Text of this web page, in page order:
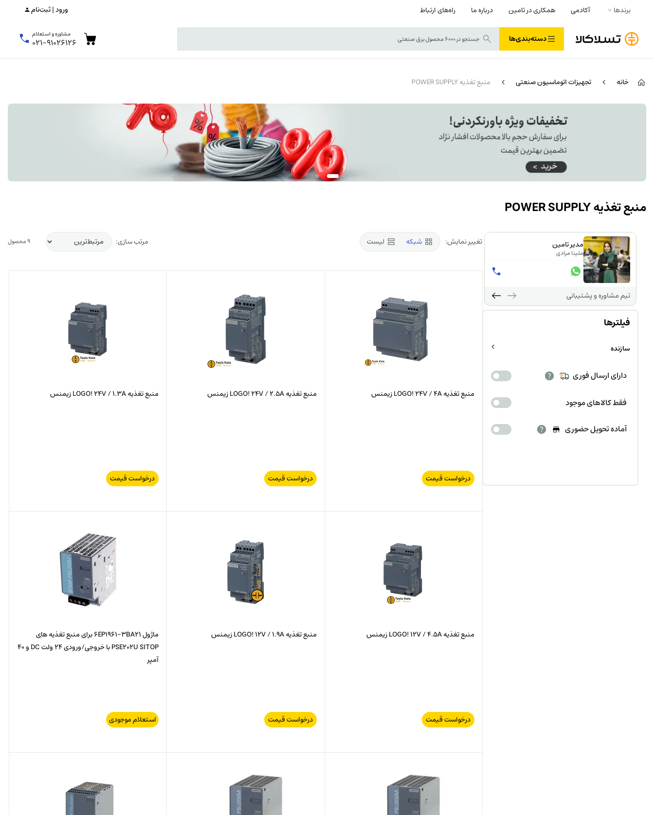
برندها آکادمی همکاری در تامین درباره ما راه‌های ارتباط ورود | ثبت‌نام
دسته‌بندی‌ها مشاوره و استعلام
۰۲۱-۹۱۰۲۶۱۲۶
خانه تجهیزات اتوماسیون صنعتی منبع تغذیه POWER SUPPLY
منبع تغذیه POWER SUPPLY
تغییر نمایش: شبکه لیست 9 محصول مرتب سازی:
منبع تغذیه LOGO! 24V / 4A زیمنس
درخواست قیمت
منبع تغذیه LOGO! 24V / 2.5A زیمنس
درخواست قیمت
منبع تغذیه LOGO! 24V / 1.3A زیمنس
درخواست قیمت
منبع تغذیه LOGO! 12V / 4.5A زیمنس
درخواست قیمت
منبع تغذیه LOGO! 12V / 1.9A زیمنس
درخواست قیمت
ماژول 6EP1961-3BA21 برای منبع تغذیه های
PSE202U SITOP با خروجی/ورودی 24 ولت DC و 40
آمپر
استعلام موجودی
مدیر تامین
ملینا مرادی
تیم مشاوره و پشتیبانی
فیلترها
سازنده
دارای ارسال فوری
فقط کالاهای موجود
آماده تحویل حضوری